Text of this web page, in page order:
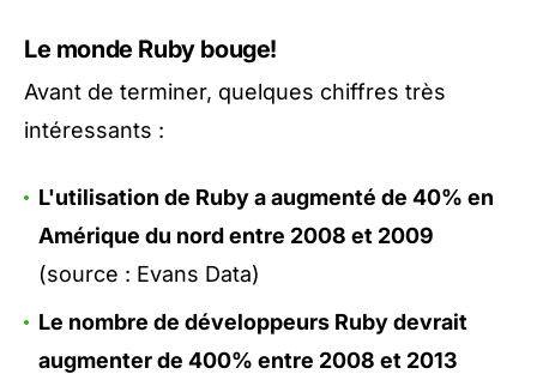
Le monde Ruby bouge!
Avant de terminer, quelques chiffres très
intéressants :
L'utilisation de Ruby a augmenté de 40% en
Amérique du nord entre 2008 et 2009
(source : Evans Data)
Le nombre de développeurs Ruby devrait
augmenter de 400% entre 2008 et 2013